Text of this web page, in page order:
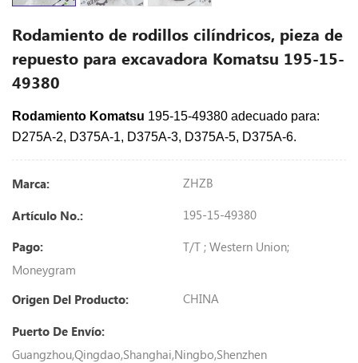
Rodamiento de rodillos cilíndricos, pieza de
repuesto para excavadora Komatsu 195-15-
49380
Rodamiento Komatsu 195-15-49380 adecuado para:
D275A-2, D375A-1, D375A-3, D375A-5, D375A-6.
Marca: ZHZB
Artículo No.: 195-15-49380
Pago:
T/T ; Western Union;
Moneygram
Origen Del Producto:
CHINA
Puerto De Envío:
Guangzhou,Qingdao,Shanghai,Ningbo,Shenzhen